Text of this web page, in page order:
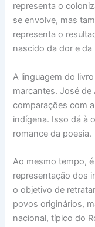
representa o
se envolve, mas
representa o
nascido da dor e da
A linguagem do
marcantes. José de
comparações com
indígena. Isso dá à
romance da poesia.
Ao mesmo tempo,
representação dos
o objetivo de
povos originários,
nacional, típico do